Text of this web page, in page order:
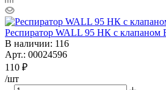
Респиратор WALL 95 НК с клапаном
В наличии: 116
Арт.: 00024596
110 ₽
/шт